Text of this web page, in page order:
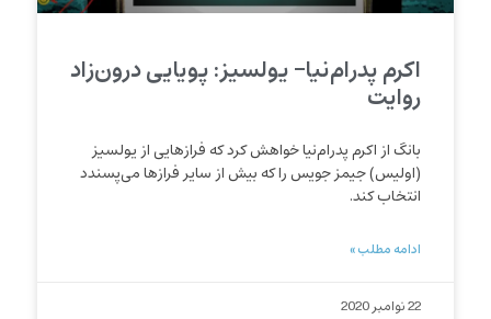
اکرم پدرام‌نیا- یولسیز: پویایی درون‌زاد
روایت
بانگ از اکرم پدرام‌نیا خواهش کرد که فرازهایی از یولسیز
(اولیس) جیمز جویس را که بیش از سایر فرازها می‌پسندد
انتخاب کند.
ادامه مطلب »
22 نوامبر 2020